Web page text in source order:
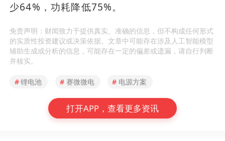
少64%，功耗降低75%。
免责声明：财闻致力于提供真实、准确的信息，但不构成任何形式
的实质性投资建议或决策依据。文章中可能存在涉及人工智能模型
辅助生成或分析的信息，可能存在一定的偏差或遗漏，请自行判断
并核实。
#锂电池 # 赛微微电 # 电源方案
打开APP，查看更多资讯